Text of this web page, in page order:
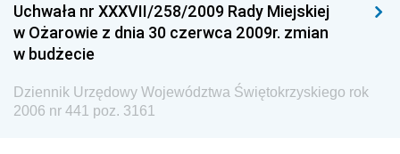
Dziennik Urzędowy Ministra Pracy i Polityki
Społecznej
Dziennik Urzędowy Urzędu Lotnictwa Cywilnego
Uchwała nr XXXVII/258/2009 Rady Miejskiej
w Ożarowie z dnia 30 czerwca 2009r. zmian
w budżecie
Dziennik Urzędowy Województwa Świętokrzyskiego rok
2006 nr 441 poz. 3161